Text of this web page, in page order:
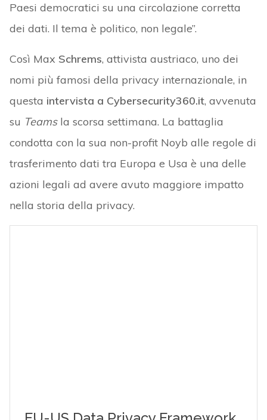
Paesi democratici su una circolazione corretta
dei dati. Il tema è politico, non legale”.
Così Max Schrems, attivista austriaco, uno dei
nomi più famosi della privacy internazionale, in
questa intervista a Cybersecurity360.it, avvenuta
su Teams la scorsa settimana. La battaglia
condotta con la sua non-profit Noyb alle regole di
trasferimento dati tra Europa e Usa è una delle
azioni legali ad avere avuto maggiore impatto
nella storia della privacy.